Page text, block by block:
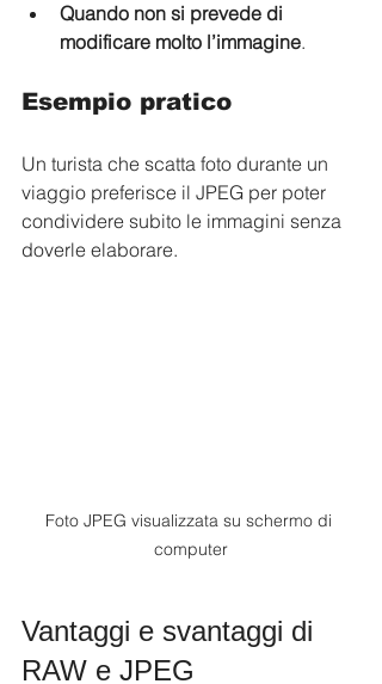
Quando non si prevede di
modificare molto l’immagine.
Esempio pratico
Un turista che scatta foto durante un
viaggio preferisce il JPEG per poter
condividere subito le immagini senza
doverle elaborare.
Foto JPEG visualizzata su schermo di
computer
Vantaggi e svantaggi di
RAW e JPEG